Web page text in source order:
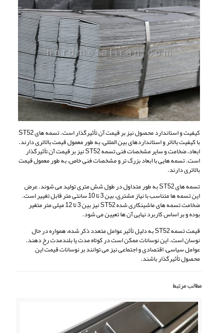
کیفیت و استاندارد محصول نیز بر قیمت آن تأثیرگذار است. تسمه های ST52
با کیفیت بالاتر و استانداردهای بین المللی، به طور معمول قیمت بالاتری دارند.
ابعاد، ضخامت و سایر مشخصات فنی تسمه ST52 نیز بر قیمت آن تأثیرگذار
است. تسمه هایی با ابعاد بزرگ تر و مشخصات فنی خاص، به طور معمول قیمت
بالاتری دارند.
تسمه های ST52 به طور متداول در طول شش متری تولید می شوند. عرض
این تسمه ها متناسب با نیاز مشتری، بین 3 تا 10 سانتی متر قابل تغییر است.
ضخامت تسمه های ماشینکاری شده ST52 نیز بین 3 تا 12 میلی متر متغیر
بوده و بر اساس کاربرد نهایی آن ها تعیین می شود.
قیمت تسمه ST52 به دلیل تأثیر عوامل متعدد ذکر شده، همواره در حال
نوسان است. این نوسانات ممکن است در کوتاه مدت یا بلندمدت رخ دهند.
عوامل سیاسی، اقتصادی و اجتماعی نیز می توانند بر نوسانات قیمت این
محصول تأثیرگذار باشند.
مطالب مرتبط